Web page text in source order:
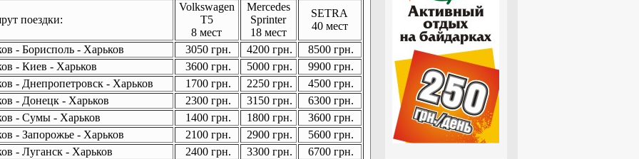
поездки:
Volkswagen
T5
8 мест
Mercedes
Sprinter
18 мест
SETRA
40 мест
- Борисполь - Харьков
3050 грн. 4200 грн.
8500 грн.
- Киев - Харьков
3600 грн. 5000 грн.
9900 грн.
- Днепропетровск - Харьков
1700 грн. 2250 грн.
4500 грн.
- Донецк - Харьков
2300 грн. 3150 грн.
6300 грн.
- Сумы - Харьков
1400 грн. 1800 грн.
3600 грн.
- Запорожье - Харьков
2100 грн. 2900 грн.
5600 грн.
- Луганск - Харьков
2400 грн. 3300 грн.
6700 грн.